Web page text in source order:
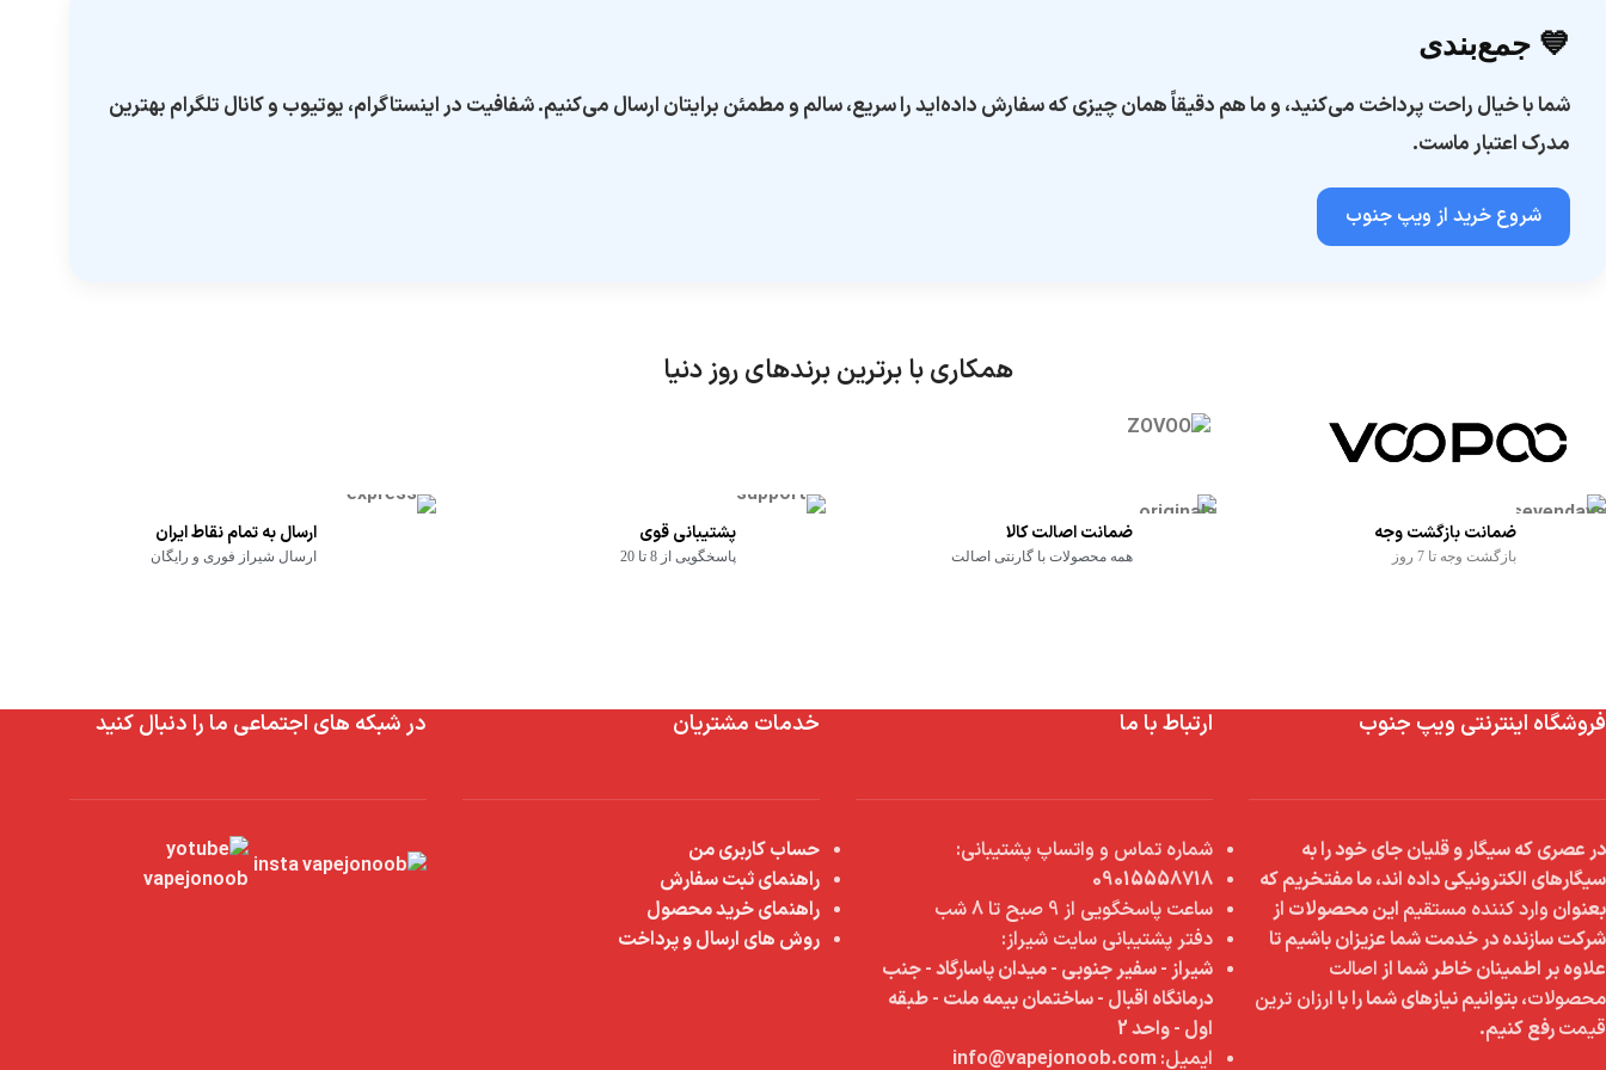
💙 جمع‌بندی
شما با خیال راحت پرداخت می‌کنید، و ما هم دقیقاً همان چیزی که سفارش داده‌اید را سریع، سالم و مطمئن برایتان ارسال می‌کنیم. شفافیت در اینستاگرام، یوتیوب و کانال تلگرام بهترین
مدرک اعتبار ماست.
شروع خرید از ویپ جنوب
همکاری با برترین برندهای روز دنیا
ضمانت بازگشت وجه
بازگشت وجه تا 7 روز
ضمانت اصالت کالا
همه محصولات با گارنتی اصالت
پشتیبانی قوی
پاسخگویی از 8 تا 20
ارسال به تمام نقاط ایران
ارسال شیراز فوری و رایگان
فروشگاه اینترنتی ویپ جنوب
در عصری که سیگار و قلیان جای خود را به
سیگارهای الکترونیکی داده اند، ما مفتخریم که
بعنوان وارد کننده مستقیم این محصولات از
شرکت سازنده در خدمت شما عزیزان باشیم تا
علاوه بر اطمینان خاطر شما ازاصالت
محصولات، بتوانیم نیازهای شما را باارزان ترین
قیمترفع کنیم.
ارتباط با ما
شماره تماس و واتساپ پشتیبانی:
09015558718
ساعت پاسخگویی از 9 صبح تا 8 شب
دفتر پشتیبانی سایت شیراز:
شیراز - سفیر جنوبی - میدان پاسارگاد - جنب
درمانگاه اقبال - ساختمان بیمه ملت - طبقه
اول - واحد 2
ایمیل:
خدمات مشتریان
حساب کاربری من
راهنمای ثبت سفارش
راهنمای خرید محصول
روش های ارسال و پرداخت
در شبکه های اجتماعی ما را دنبال کنید